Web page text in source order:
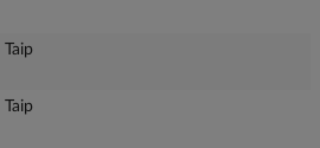
Taip
Taip